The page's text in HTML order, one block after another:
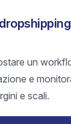
un
e
e scali.